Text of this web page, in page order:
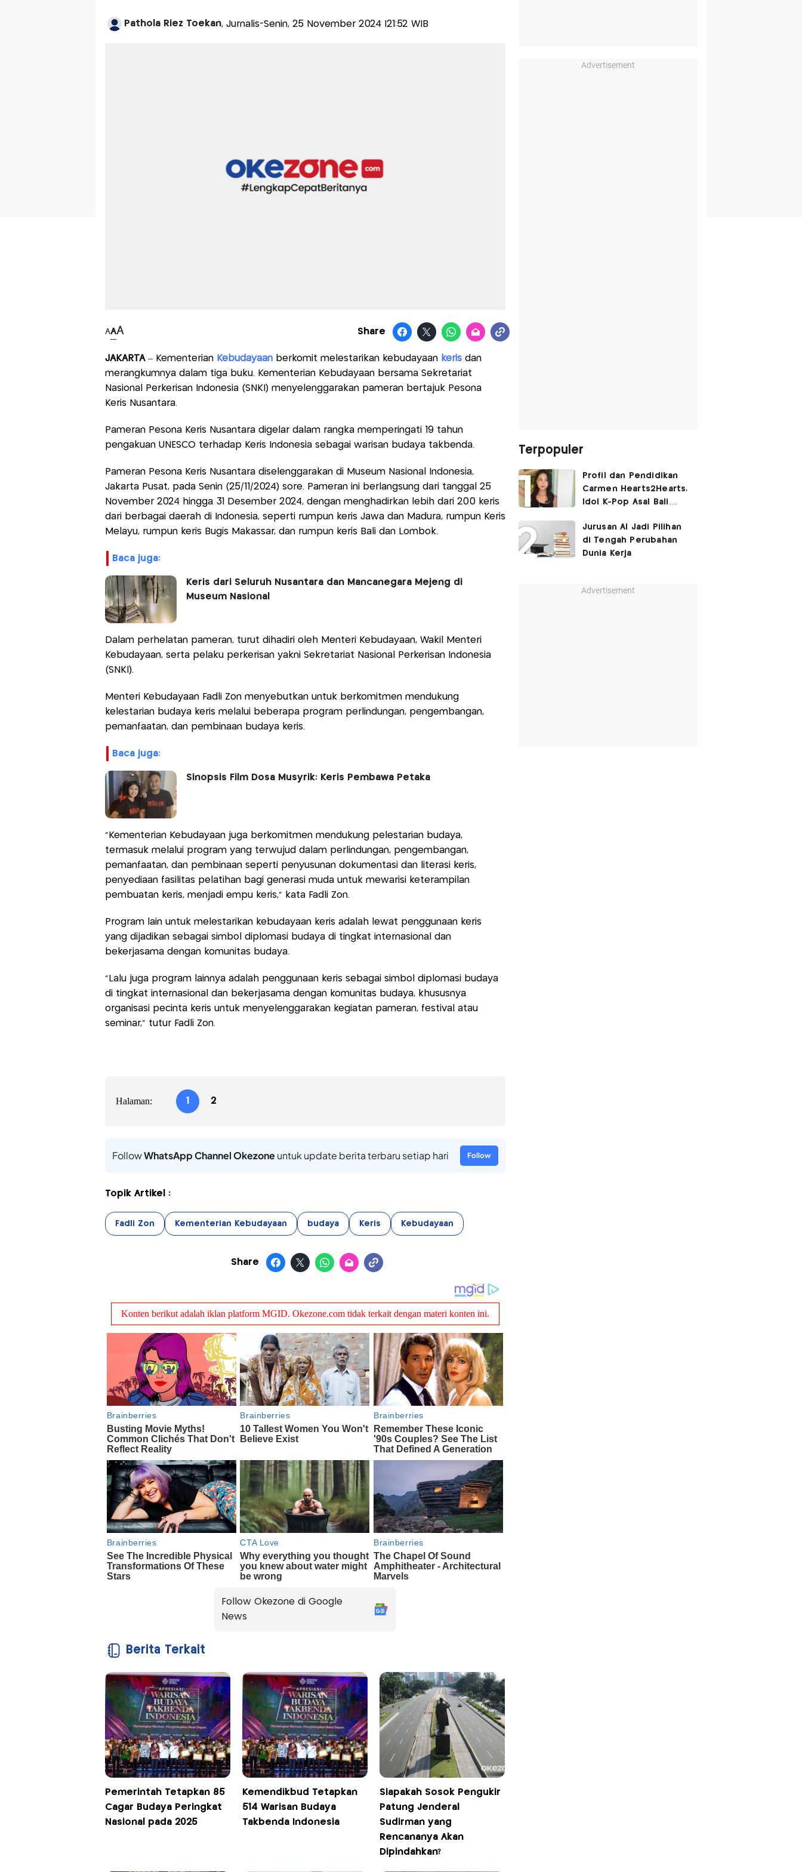
Pathola Riez Toekan, Jurnalis-Senin, 25 November 2024 |21:52 WIB
AAA Share
JAKARTA – Kementerian Kebudayaanberkomit melestarikan kebudayaan kerisdan
merangkumnya dalam tiga buku. Kementerian Kebudayaan bersama Sekretariat
Nasional Perkerisan Indonesia (SNKI) menyelenggarakan pameran bertajuk Pesona
Keris Nusantara.
Pameran Pesona Keris Nusantara digelar dalam rangka memperingati 19 tahun
pengakuan UNESCO terhadap Keris Indonesia sebagai warisan budaya takbenda.
Pameran Pesona Keris Nusantara diselenggarakan di Museum Nasional Indonesia,
Jakarta Pusat, pada Senin (25/11/2024) sore. Pameran ini berlangsung dari tanggal 25
November 2024 hingga 31 Desember 2024, dengan menghadirkan lebih dari 200 keris
dari berbagai daerah di Indonesia, seperti rumpun keris Jawa dan Madura, rumpun Keris
Melayu, rumpun keris Bugis Makassar, dan rumpun keris Bali dan Lombok.
baca juga:
Keris dari Seluruh Nusantara dan Mancanegara Mejeng di
Museum Nasional
Dalam perhelatan pameran, turut dihadiri oleh Menteri Kebudayaan, Wakil Menteri
Kebudayaan, serta pelaku perkerisan yakni Sekretariat Nasional Perkerisan Indonesia
(SNKI).
Menteri Kebudayaan Fadli Zon menyebutkan untuk berkomitmen mendukung
kelestarian budaya keris melalui beberapa program perlindungan, pengembangan,
pemanfaatan, dan pembinaan budaya keris.
baca juga:
Sinopsis Film Dosa Musyrik: Keris Pembawa Petaka
“Kementerian Kebudayaan juga berkomitmen mendukung pelestarian budaya,
termasuk melalui program yang terwujud dalam perlindungan, pengembangan,
pemanfaatan, dan pembinaan seperti penyusunan dokumentasi dan literasi keris,
penyediaan fasilitas pelatihan bagi generasi muda untuk mewarisi keterampilan
pembuatan keris, menjadi empu keris,” kata Fadli Zon.
Program lain untuk melestarikan kebudayaan keris adalah lewat penggunaan keris
yang dijadikan sebagai simbol diplomasi budaya di tingkat internasional dan
bekerjasama dengan komunitas budaya.
“Lalu juga program lainnya adalah penggunaan keris sebagai simbol diplomasi budaya
di tingkat internasional dan bekerjasama dengan komunitas budaya, khususnya
organisasi pecinta keris untuk menyelenggarakan kegiatan pameran, festival atau
seminar,” tutur Fadli Zon.
Halaman: 1 2
FollowWhatsApp Channel Okezoneuntuk update berita terbaru setiap hari Follow
Topik Artikel :
Fadli Zon Kementerian Kebudayaan budaya Keris Kebudayaan
Share
Follow Okezone di Google
News
Berita Terkait
Pemerintah Tetapkan 85
Cagar Budaya Peringkat
Nasional pada 2025
Kemendikbud Tetapkan
514 Warisan Budaya
Takbenda Indonesia
Siapakah Sosok Pengukir
Patung Jenderal
Sudirman yang
Rencananya Akan
Dipindahkan?
Advertisement
Terpopuler
Profil dan Pendidikan
Carmen Hearts2Hearts,
Idol K-Pop Asal Bali
Entertainment
Jurusan AI Jadi Pilihan
di Tengah Perubahan
Dunia Kerja
Advertisement